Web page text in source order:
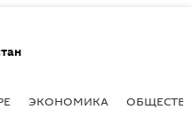
ЭКОНОМИКА